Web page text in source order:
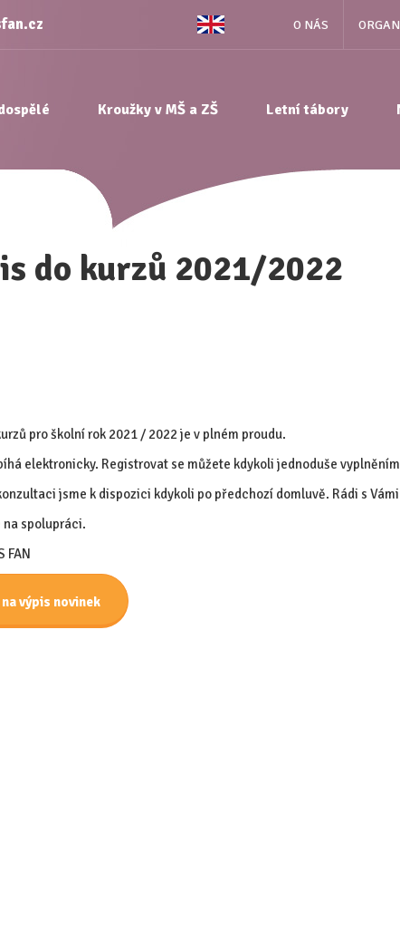
O NÁS
Kroužky v MŠ a ZŠ Letní tábory
do kurzů 2021/2022
pro školní rok 2021 / 2022 je v plném proudu.
elektronicky. Registrovat se můžete kdykoli jednoduše
jsme k dispozici kdykoli po předchozí domluvě. Rádi s
na spolupráci.
FAN
výpis novinek